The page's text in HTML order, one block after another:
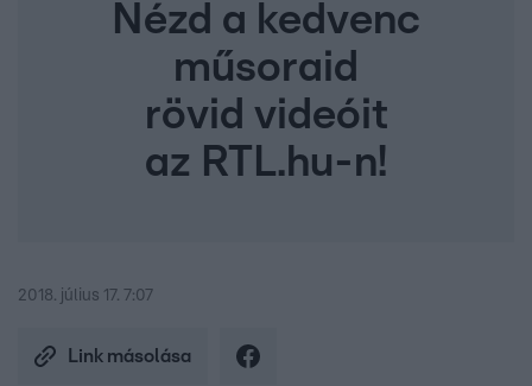
Nézd a kedvenc
műsoraid
rövid videóit
az RTL.hu-n!
2018. július 17. 7:07
Link másolása